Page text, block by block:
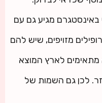
באינסטגרם מגיע גם עם
מזויפים, שיש להם
לארץ המוצא
לכן גם השמות של